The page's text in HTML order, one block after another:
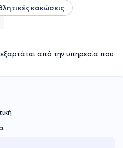
Εταιρείας Χειρουργικής
κακώσεις
εξαρτάται από την υπηρεσία που